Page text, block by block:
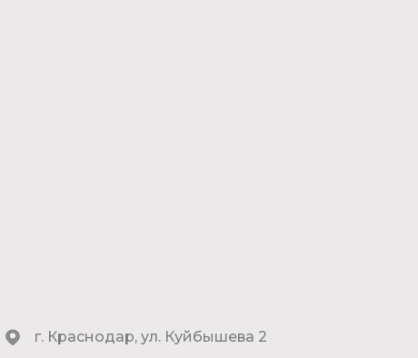
г. Краснодар, ул. Куйбышева 2